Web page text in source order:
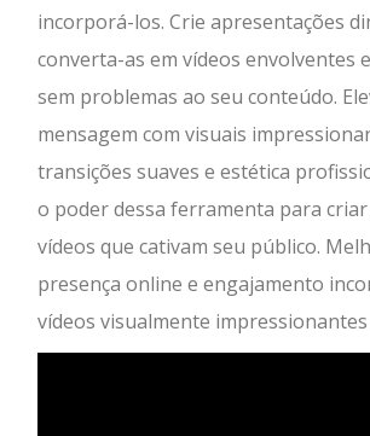
incorporá-los. Crie apresentações
converta-as em vídeos envolventes
sem problemas ao seu conteúdo.
mensagem com visuais
transições suaves e estética
o poder dessa ferramenta para
vídeos que cativam seu público.
presença online e engajamento
vídeos visualmente